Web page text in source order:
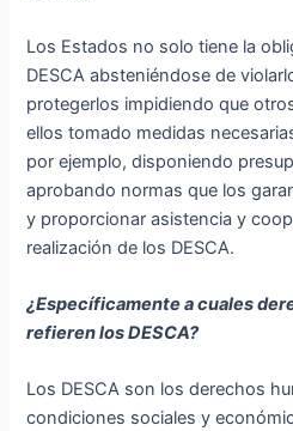
Los Estados no solo tiene la
DESCA absteniéndose de
protegerlos impidiendo que
ellos tomado medidas
por ejemplo, disponiendo
aprobando normas que los
y proporcionar asistencia y
realización de los DESCA.
¿Específicamente a cuales
refieren los DESCA?
Los DESCA son los derechos
condiciones sociales y